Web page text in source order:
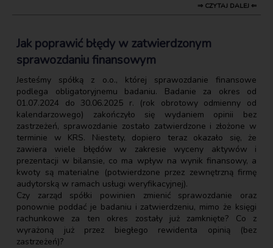
⇒ CZYTAJ DALEJ ⇐
Jak poprawić błędy w zatwierdzonym
sprawozdaniu finansowym
Jesteśmy spółką z o.o., której sprawozdanie finansowe
podlega obligatoryjnemu badaniu. Badanie za okres od
01.07.2024 do 30.06.2025 r. (rok obrotowy odmienny od
kalendarzowego) zakończyło się wydaniem opinii bez
zastrzeżeń, sprawozdanie zostało zatwierdzone i złożone w
terminie w KRS. Niestety, dopiero teraz okazało się, że
zawiera wiele błędów w zakresie wyceny aktywów i
prezentacji w bilansie, co ma wpływ na wynik finansowy, a
kwoty są materialne (potwierdzone przez zewnętrzną firmę
audytorską w ramach usługi weryfikacyjnej).
Czy zarząd spółki powinien zmienić sprawozdanie oraz
ponownie poddać je badaniu i zatwierdzeniu, mimo że księgi
rachunkowe za ten okres zostały już zamknięte? Co z
wyrażoną już przez biegłego rewidenta opinią (bez
zastrzeżeń)?